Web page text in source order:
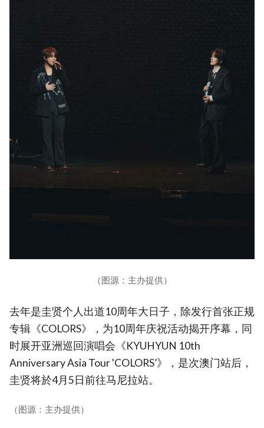
（图源：主办提供）
去年是圭贤个人出道10周年大日子，除发行首张正规
专辑《COLORS》，为10周年庆祝活动揭开序幕，同
时展开亚洲巡回演唱会《KYUHYUN 10th
Anniversary Asia Tour 'COLORS’》，是次澳门站后，
圭贤将於4月5日前往马尼拉站。
（图源：主办提供）